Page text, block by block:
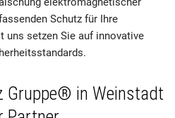
Schutz für Ihre
uns setzen Sie auf innovative
Gruppe® in Weinstadt